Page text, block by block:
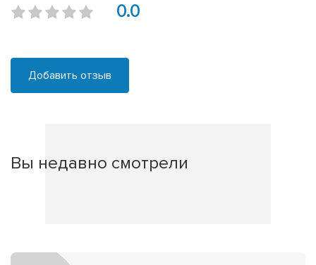
0.0
Добавить отзыв
Вы недавно смотрели